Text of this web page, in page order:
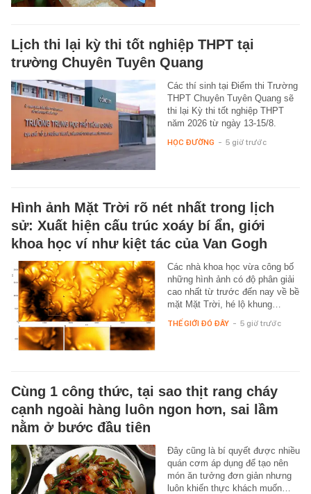
Lịch thi lại kỳ thi tốt nghiệp THPT tại
trường Chuyên Tuyên Quang
Các thí sinh tại Điểm thi Trường
THPT Chuyên Tuyên Quang sẽ
thi lại Kỳ thi tốt nghiệp THPT
năm 2026 từ ngày 13-15/8.
HỌC ĐƯỜNG - 5 giờ trước
Hình ảnh Mặt Trời rõ nét nhất trong lịch
sử: Xuất hiện cấu trúc xoáy bí ẩn, giới
khoa học ví như kiệt tác của Van Gogh
Các nhà khoa học vừa công bố
những hình ảnh có độ phân giải
cao nhất từ trước đến nay về bề
mặt Mặt Trời, hé lộ khung…
THẾ GIỚI ĐÓ ĐÂY - 5 giờ trước
Cùng 1 công thức, tại sao thịt rang cháy
cạnh ngoài hàng luôn ngon hơn, sai lầm
nằm ở bước đầu tiên
Đây cũng là bí quyết được nhiều
quán cơm áp dụng để tạo nên
món ăn tưởng đơn giản nhưng
luôn khiến thực khách muốn…